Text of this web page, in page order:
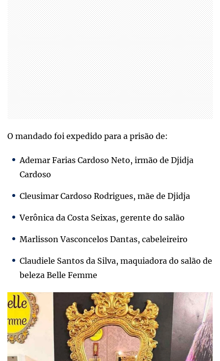
O mandado foi expedido para a prisão de:
Ademar Farias Cardoso Neto, irmão de Djidja
Cardoso
Cleusimar Cardoso Rodrigues, mãe de Djidja
Verônica da Costa Seixas, gerente do salão
Marlisson Vasconcelos Dantas, cabeleireiro
Claudiele Santos da Silva, maquiadora do salão de
beleza Belle Femme